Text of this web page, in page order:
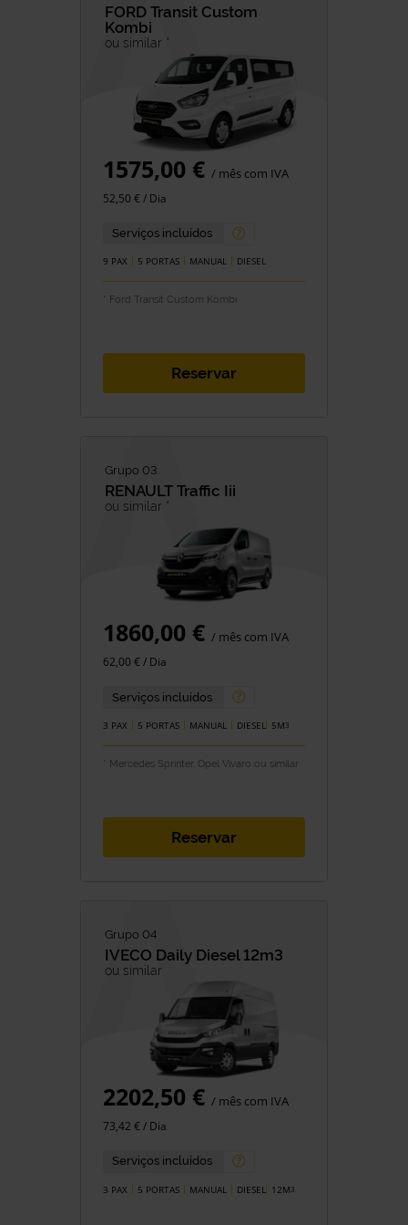
FORD Transit Custom
Kombi
ou similar *
1575,00 € / mês com IVA
52,50 € / Dia
Serviços incluídos
9 PAX 5 PORTAS MANUAL DIESEL
* Ford Transit Custom Kombi
Reservar
Grupo 03
RENAULT Traffic Iii
ou similar *
1860,00 € / mês com IVA
62,00 € / Dia
Serviços incluídos
3 PAX 5 PORTAS MANUAL DIESEL 5M3
* Mercedes Sprinter, Opel Vivaro ou similar
Reservar
Grupo 04
IVECO Daily Diesel 12m3
ou similar
2202,50 € / mês com IVA
73,42 € / Dia
Serviços incluídos
3 PAX 5 PORTAS MANUAL DIESEL 12M3